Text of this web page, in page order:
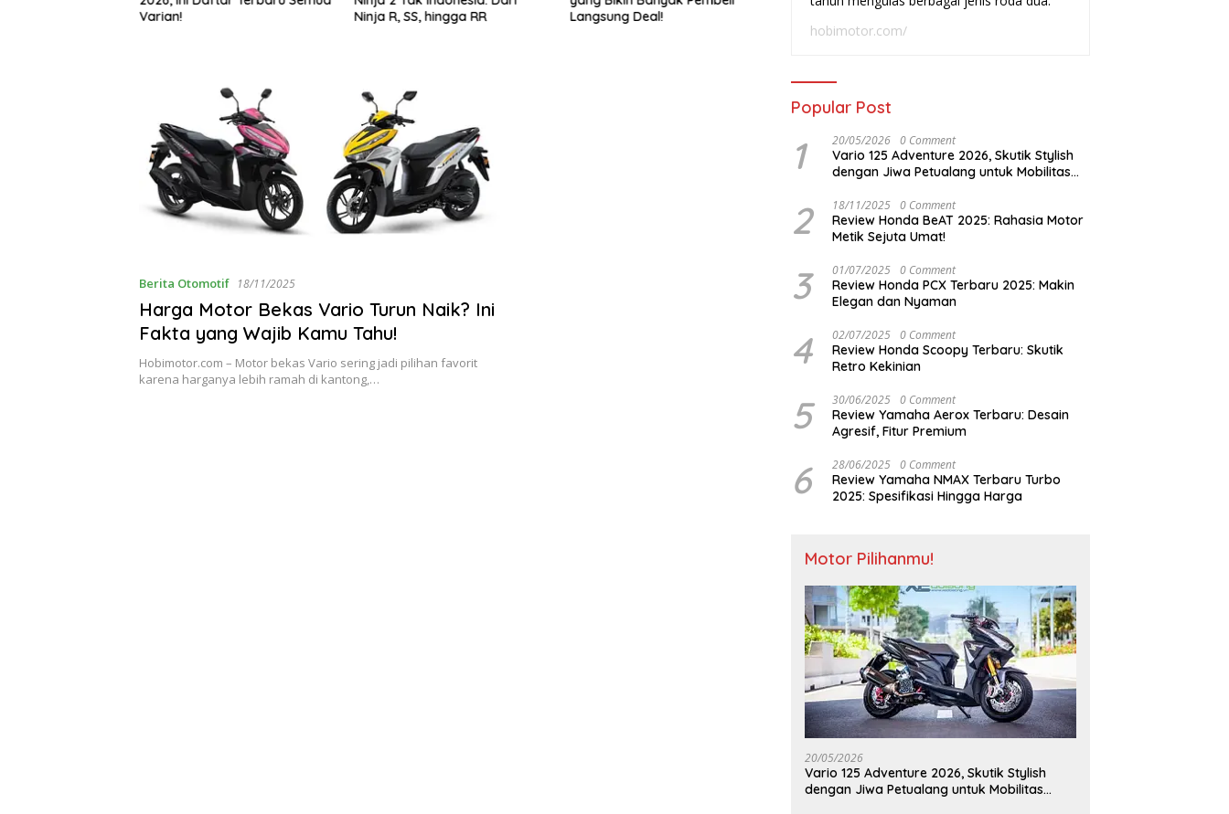
Varian!
Ninja R, SS, hingga RR
Langsung Deal!
Berita Otomotif 18/11/2025
Harga Motor Bekas Vario Turun Naik? Ini
Fakta yang Wajib Kamu Tahu!
Hobimotor.com – Motor bekas Vario sering jadi pilihan favorit
karena harganya lebih ramah di kantong,…
hobimotor.com/
Popular Post
1 20/05/2026 0 Comment
Vario 125 Adventure 2026, Skutik Stylish
dengan Jiwa Petualang untuk Mobilitas
2 18/11/2025 0 Comment
Review Honda BeAT 2025: Rahasia Motor
Metik Sejuta Umat!
3 01/07/2025 0 Comment
Review Honda PCX Terbaru 2025: Makin
Elegan dan Nyaman
4 02/07/2025 0 Comment
Review Honda Scoopy Terbaru: Skutik
Retro Kekinian
5 30/06/2025 0 Comment
Review Yamaha Aerox Terbaru: Desain
Agresif, Fitur Premium
6 28/06/2025 0 Comment
Review Yamaha NMAX Terbaru Turbo
2025: Spesifikasi Hingga Harga
Motor Pilihanmu!
20/05/2026
Vario 125 Adventure 2026, Skutik Stylish
dengan Jiwa Petualang untuk Mobilitas